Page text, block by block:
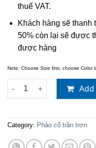
thuế VAT.
Khách hàng sẽ thanh
50% còn lại sẽ được
được hàng
Note: Choose Size first, choose Color
Phào cổ trần trơn TT-
Add
Category: Phào cổ trần trơn